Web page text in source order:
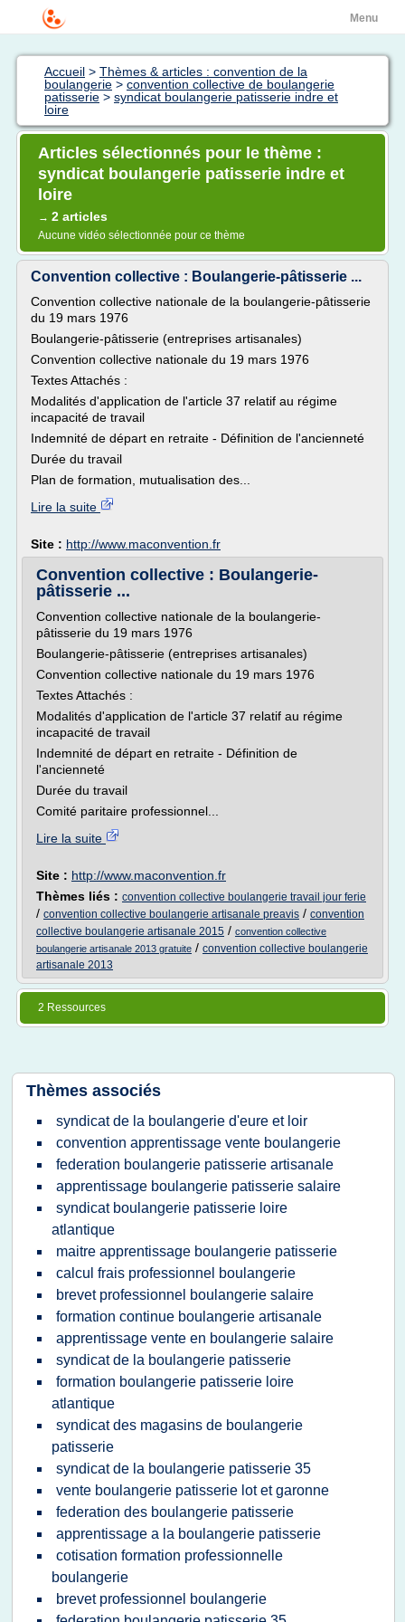
Menu
Accueil > Thèmes & articles : convention de la
boulangerie > convention collective de boulangerie
patisserie > syndicat boulangerie patisserie indre et
loire
Articles sélectionnés pour le thème :
syndicat boulangerie patisserie indre et
loire
→ 2 articles
Aucune vidéo sélectionnée pour ce thème
Convention collective : Boulangerie-pâtisserie ...
Convention collective nationale de la boulangerie-pâtisserie
du 19 mars 1976
Boulangerie-pâtisserie (entreprises artisanales)
Convention collective nationale du 19 mars 1976
Textes Attachés :
Modalités d'application de l'article 37 relatif au régime
incapacité de travail
Indemnité de départ en retraite - Définition de l'ancienneté
Durée du travail
Plan de formation, mutualisation des...
Lire la suite
Site : http://www.maconvention.fr
Convention collective : Boulangerie-
pâtisserie ...
Convention collective nationale de la boulangerie-
pâtisserie du 19 mars 1976
Boulangerie-pâtisserie (entreprises artisanales)
Convention collective nationale du 19 mars 1976
Textes Attachés :
Modalités d'application de l'article 37 relatif au régime
incapacité de travail
Indemnité de départ en retraite - Définition de
l'ancienneté
Durée du travail
Comité paritaire professionnel...
Lire la suite
Site : http://www.maconvention.fr
Thèmes liés : convention collective boulangerie travail jour ferie
/ convention collective boulangerie artisanale preavis / convention
collective boulangerie artisanale 2015 / convention collective
boulangerie artisanale 2013 gratuite / convention collective boulangerie
artisanale 2013
2 Ressources
Thèmes associés
syndicat de la boulangerie d'eure et loir
convention apprentissage vente boulangerie
federation boulangerie patisserie artisanale
apprentissage boulangerie patisserie salaire
syndicat boulangerie patisserie loire
atlantique
maitre apprentissage boulangerie patisserie
calcul frais professionnel boulangerie
brevet professionnel boulangerie salaire
formation continue boulangerie artisanale
apprentissage vente en boulangerie salaire
syndicat de la boulangerie patisserie
formation boulangerie patisserie loire
atlantique
syndicat des magasins de boulangerie
patisserie
syndicat de la boulangerie patisserie 35
vente boulangerie patisserie lot et garonne
federation des boulangerie patisserie
apprentissage a la boulangerie patisserie
cotisation formation professionnelle
boulangerie
brevet professionnel boulangerie